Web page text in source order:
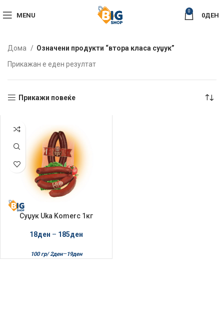
MENU
0
0ДЕН
Дома
Означени продукти “втора класа суџук”
Прикажан е еден резултат
Прикажи повеќе
Суџук Uka Komerc 1кг
18ден – 185ден
100 гр/ 2ден–19ден